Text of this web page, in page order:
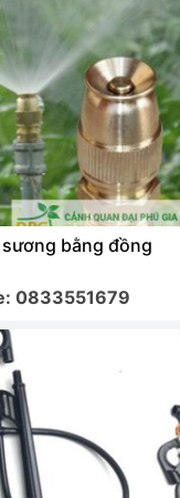
bằng đồng
0833551679